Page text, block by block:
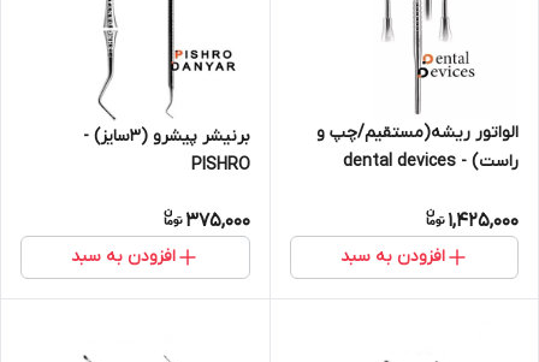
الواتور ریشه(مستقیم/چپ و
راست) - dental devices
1,425,000
افزودن به سبد
برنیشر پیشرو (۳سایز) -
PISHRO
375,000
افزودن به سبد